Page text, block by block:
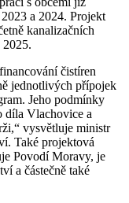
a 2024. Projekt
kanalizačních
čistíren
jednotlivých přípojek
Jeho podmínky
díla Vlachovice a
vysvětluje ministr
Také projektová
Povodí Moravy, je
a částečně také